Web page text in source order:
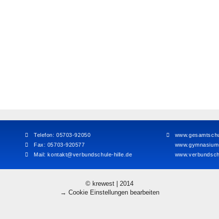
Telefon: 05703-92050
Fax: 05703-920577
Mail:kontakt@verbundschule-hille.de
© krewest | 2014
→ Cookie Einstellungen bearbeiten